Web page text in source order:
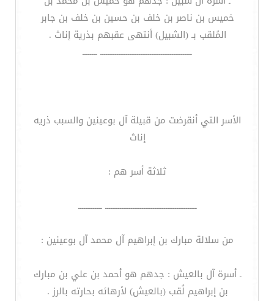
خميس بن ناصر بن خلف بن حسين بن خلف بن جابر
المُلقب بـ (الشبيل) أنتهى عقبهم بذرية إناث .
ــــــــــــــــــــــــــــــــــــــــــــــــــ ــــــــ
الأسر التي أنقرضت من قبيلة آل بوعينين والسبب ذريه
إناث
ثلاثة أسر هم :
ــــــــــــــــــــــــــــــــــــــــــــــــــ ـــــــــــــ
من سلالة مبارك بن إبراهيم آل محمد آل بوعينين :
ـ أسرة آل بالعيش : جدهم هو أحمد بن علي بن مبارك
بن إبراهيم لُقب (بالعيش) لأرهائه بحارته بالرز .